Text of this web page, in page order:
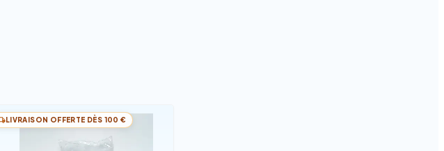
LIVRAISON OFFERTE DÈS 100 €